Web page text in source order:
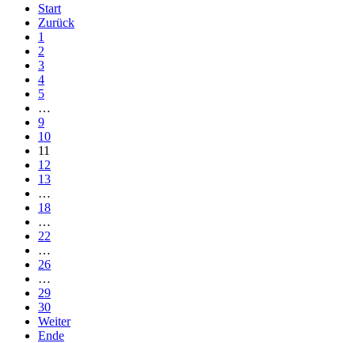
Start
Zurück
1
2
3
4
5
…
9
10
11
12
13
…
18
…
22
…
26
…
29
30
Weiter
Ende